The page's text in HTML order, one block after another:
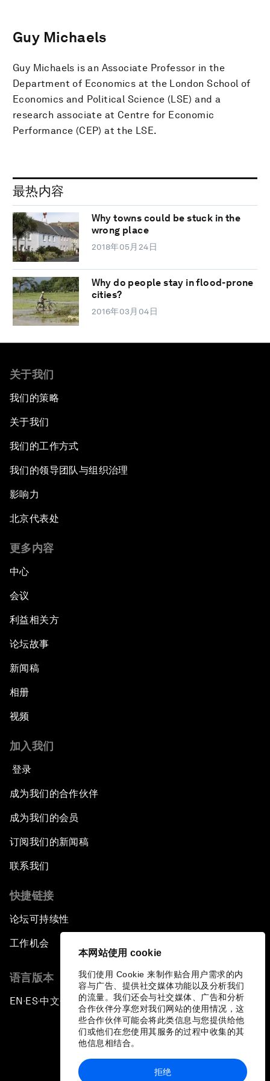
本网站使用 cookie
我们使用 Cookie 来制作贴合用户需求的内
容与广告、提供社交媒体功能以及分析我们
的流量。我们还会与社交媒体、广告和分析
合作伙伴分享您对我们网站的使用情况，这
些合作伙伴可能会将此类信息与您提供给他
们或他们在您使用其服务的过程中收集的其
他信息相结合。
拒绝
Guy Michaels
Guy Michaels is an Associate Professor in the
Department of Economics at the London School of
Economics and Political Science (LSE) and a
research associate at Centre for Economic
Performance (CEP) at the LSE.
最热内容
Why towns could be stuck in the
wrong place
2018年05月24日
Why do people stay in flood-prone
cities?
2016年03月04日
关于我们
我们的策略
关于我们
我们的工作方式
我们的领导团队与组织治理
影响力
北京代表处
更多内容
中心
会议
利益相关方
论坛故事
新闻稿
相册
视频
加入我们
登录
成为我们的合作伙伴
成为我们的会员
订阅我们的新闻稿
联系我们
快捷链接
论坛可持续性
工作机会
语言版本
EN ▪ES▪中文▪ 日本語